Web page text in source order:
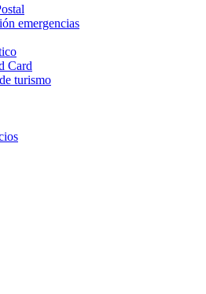
emergencias
Card
turismo